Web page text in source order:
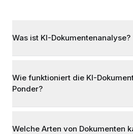
Was ist KI-Dokumentenanalyse?
Wie funktioniert die KI-
Ponder?
Welche Arten von Dokumenten